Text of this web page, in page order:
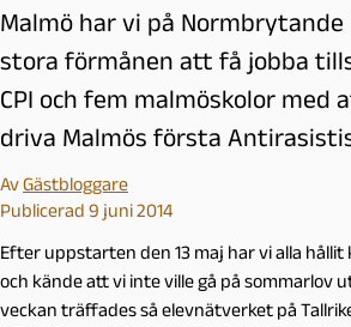
Malmö har vi på
stora förmånen att få jobba
CPI och fem malmöskolor med
driva Malmös första
AvGästbloggare
Publicerad 9 juni 2014
Efter uppstarten den 13 maj har vi alla
och kände att vi inte ville gå på sommarlov
veckan träffades så elevnätverket på